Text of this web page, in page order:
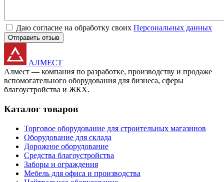
Даю согласие на обработку своих Персональных данных
Отправить отзыв
АЛМЕСТ
Алмест — компания по разработке, производству и продаже
вспомогательного оборудования для бизнеса, сферы
благоустройства и ЖКХ.
Каталог товаров
Торговое оборудование для строительных магазинов
Оборудование для склада
Дорожное оборудование
Средства благоустройства
Заборы и ограждения
Мебель для офиса и производства